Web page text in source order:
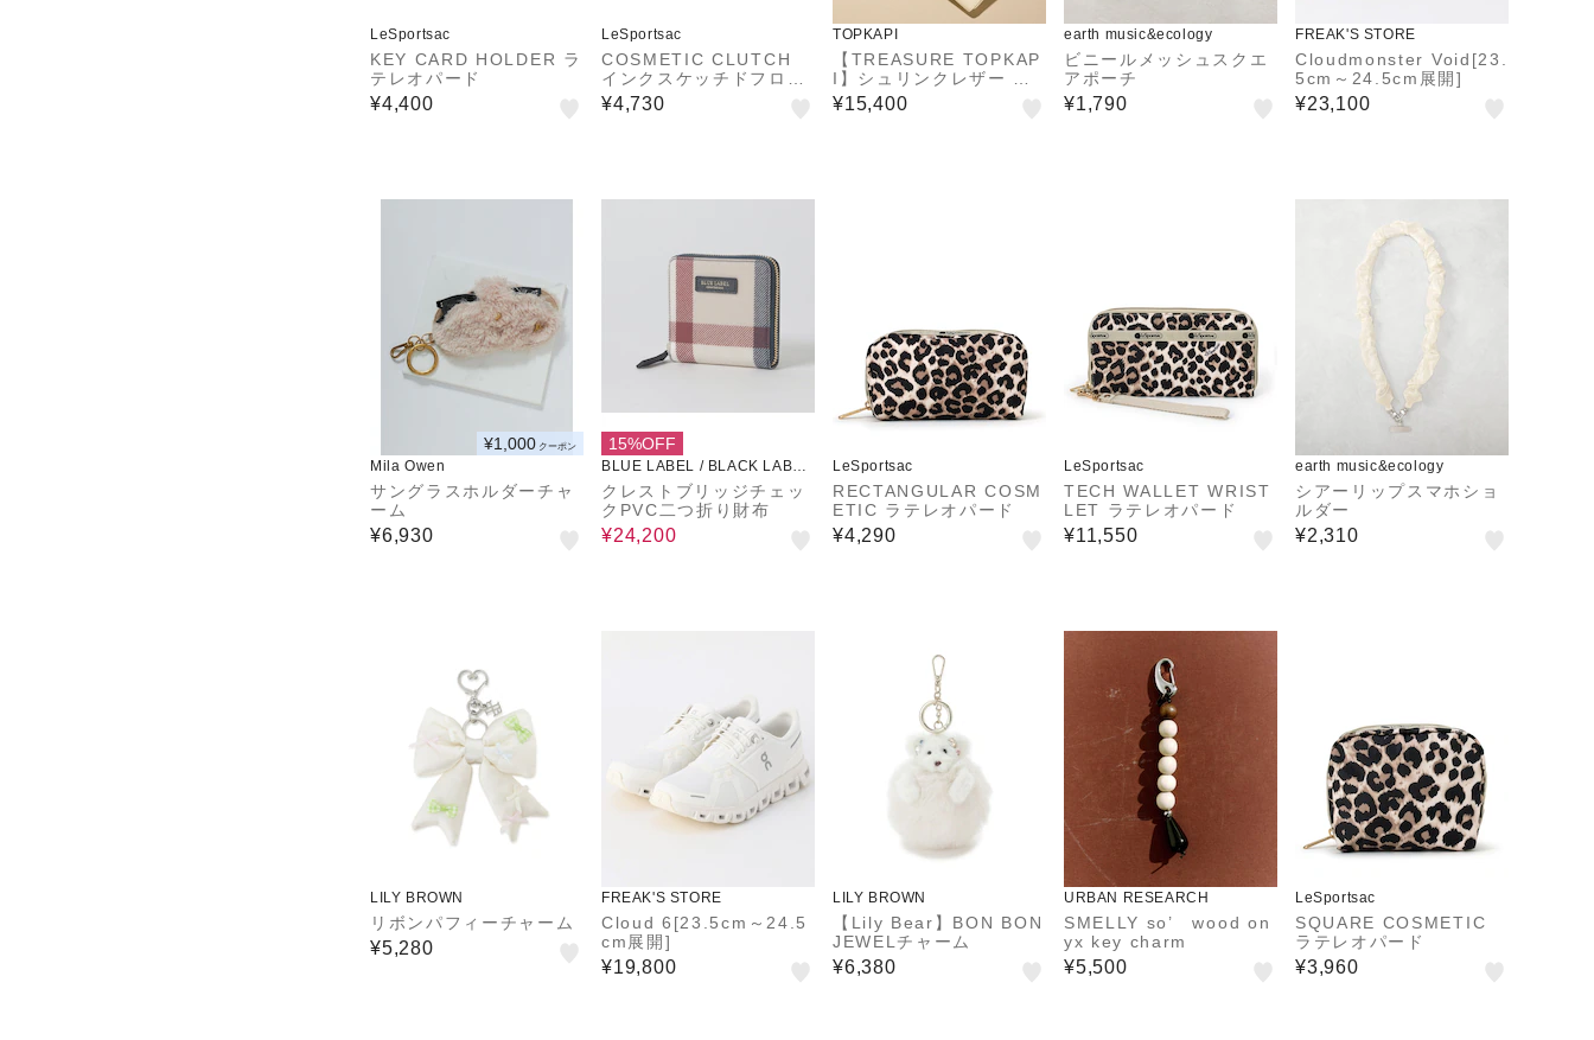
LeSportsac
KEY CARD HOLDER ラ
テレオパード
¥4,400
LeSportsac
COSMETIC CLUTCH
インクスケッチドフロー
ラルアイボリー
¥4,730
TOPKAPI
【TREASURE TOPKAP
I】シュリンクレザー ラ
ウンド 長財布
¥15,400
earth music&ecology
ビニールメッシュスクエ
アポーチ
¥1,790
FREAK'S STORE
Cloudmonster Void[23.
5cm～24.5cm展開]
¥23,100
¥1,000 クーポン
Mila Owen
サングラスホルダーチャ
ーム
¥6,930
15%OFF
BLUE LABEL / BLACK LABEL
CRESTBRIDGE
クレストブリッジチェッ
クPVC二つ折り財布
¥24,200
LeSportsac
RECTANGULAR COSM
ETIC ラテレオパード
¥4,290
LeSportsac
TECH WALLET WRIST
LET ラテレオパード
¥11,550
earth music&ecology
シアーリップスマホショ
ルダー
¥2,310
LILY BROWN
リボンパフィーチャーム
¥5,280
FREAK'S STORE
Cloud 6[23.5cm～24.5
cm展開]
¥19,800
LILY BROWN
【Lily Bear】BON BON
JEWELチャーム
¥6,380
URBAN RESEARCH
SMELLY so’ wood on
yx key charm
¥5,500
LeSportsac
SQUARE COSMETIC
ラテレオパード
¥3,960